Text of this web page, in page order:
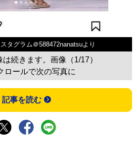
タグラム＠588472nanatsuより
は続きます。画像（1/17）
ロールで次の写真に
記事を読む